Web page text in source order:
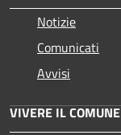
Notizie
Comunicati
Avvisi
VIVERE IL COMUNE